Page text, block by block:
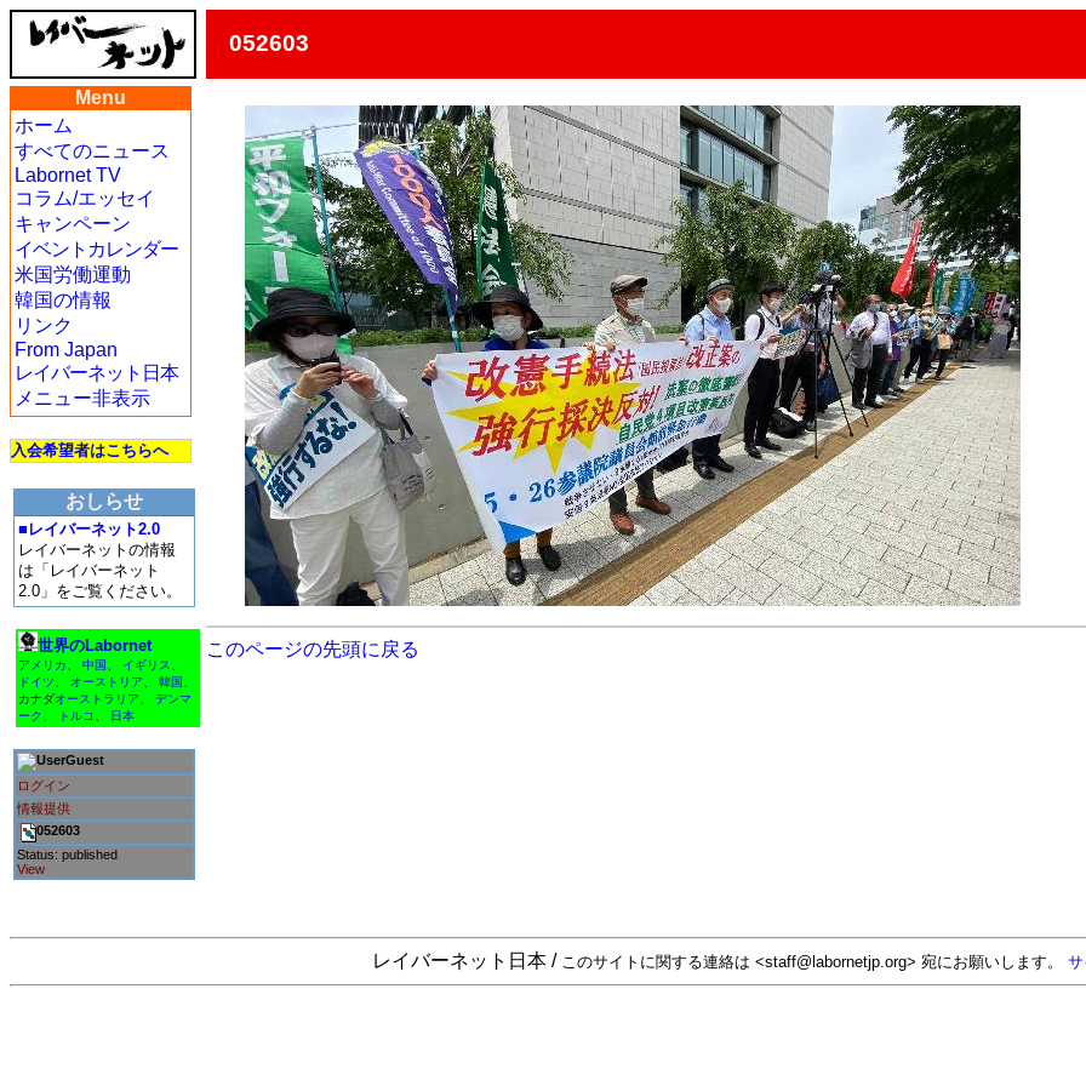
052603
Menu
ホーム
すべてのニュース
Labornet TV
コラム/エッセイ
キャンペーン
イベントカレンダー
米国労働運動
韓国の情報
リンク
From Japan
レイバーネット日本
メニュー非表示
入会希望者はこちらへ
おしらせ
■レイバーネット2.0
レイバーネットの情報
は「レイバーネット
2.0」をご覧ください。
世界のLabornet
アメリカ 中国 イギリス
ドイツ
オーストリア 韓国
カナダオーストラリア
デンマ
ーク
トルコ 日本
Guest
ログイン
情報提供
052603
Status: published
View
このページの先頭に戻る
レイバーネット日本 / このサイトに関する連絡は <staff@labornetjp.org> 宛にお願いします。